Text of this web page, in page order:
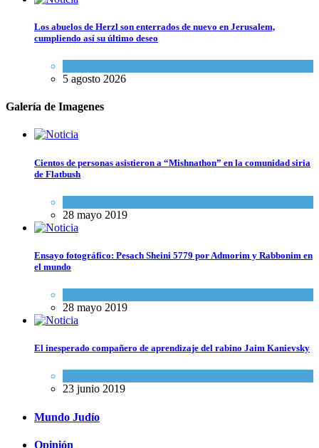
Los abuelos de Herzl son enterrados de nuevo en Jerusalem,
cumpliendo así su último deseo
5 agosto 2026
Galería de Imagenes
Cientos de personas asistieron a “Mishnathon” en la comunidad siria
de Flatbush
28 mayo 2019
Ensayo fotográfico: Pesach Sheini 5779 por Admorim y Rabbonim en
el mundo
28 mayo 2019
El inesperado compañero de aprendizaje del rabino Jaim Kanievsky
23 junio 2019
Mundo Judío
Opinión